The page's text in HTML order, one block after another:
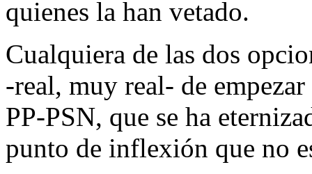
quienes la han vetado.
Cualquiera de las dos
-real, muy real- de
PP-PSN, que se ha
punto de inflexión que no